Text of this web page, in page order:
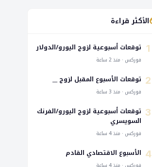
الأكثر قراءة
1 توقعات أسبوعية لزوج اليورو/الدولار
فوركس · منذ 2 ساعة
2 توقعات الأسبوع المقبل لزوج __
فوركس · منذ 3 ساعة
3 توقعات أسبوعية لزوج اليورو/الفرنك
السويسري
فوركس · منذ 4 ساعة
4 الأسبوع الاقتصادي القادم